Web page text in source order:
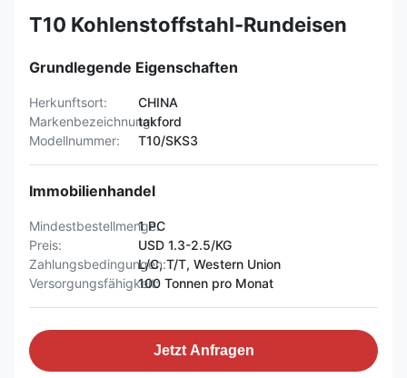
T10 Kohlenstoffstahl-Rundeisen
Grundlegende Eigenschaften
Herkunftsort:
CHINA
Markenbezeichnung:takford
Modellnummer:
T10/SKS3
Immobilienhandel
Mindestbestellmenge:
1 PC
Preis:
USD 1.3-2.5/KG
Zahlungsbedingungen:L/C, T/T, Western Union
Versorgungsfähigkeit:100 Tonnen pro Monat
Jetzt Anfragen